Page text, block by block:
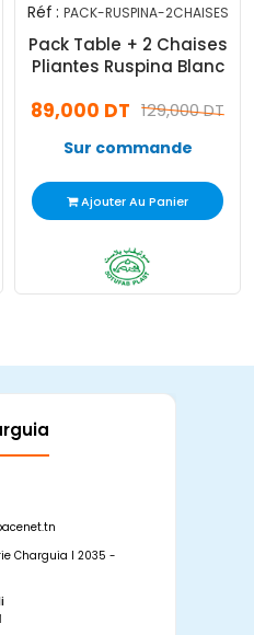
Réf : PACK-RUSPINA-2CHAISES
Pack Table + 2 Chaises
Pliantes Ruspina Blanc
129,000 DT
89,000 DT
Sur commande
Ajouter Au Panier
Charguia I 2035 -